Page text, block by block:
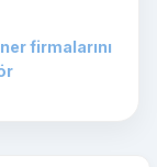
firmalarını